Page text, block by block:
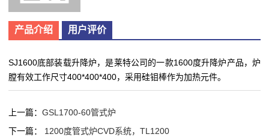
产品介绍 用户评价
SJ1600底部装载升降炉，是莱特公司的一款1600度升降炉产品，炉
膛有效工作尺寸400*400*400，采用硅钼棒作为加热元件。
上一篇： GSL1700-60管式炉
下一篇： 1200度管式炉CVD系统，TL1200